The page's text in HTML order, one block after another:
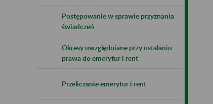
Postępowanie w sprawie przyznania
świadczeń
Okresy uwzględniane przy ustalaniu
prawa do emerytur i rent
Przeliczanie emerytur i rent